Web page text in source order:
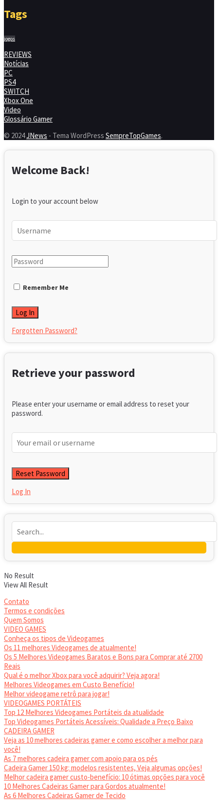
Tags
jogos
REVIEWS
Notícias
PC
PS4
SWITCH
Xbox One
Video
Glossário Gamer
© 2024JNews - Tema WordPress SempreTopGames.
Welcome Back!
Login to your account below
Remember Me
Forgotten Password?
Retrieve your password
Please enter your username or email address to reset your
password.
Log In
No Result
View All Result
Contato
Termos e condições
Quem Somos
VIDEO GAMES
Conheça os tipos de Videogames
Os 11 melhores Videogames de atualmente!
Os 5 Melhores Videogames Baratos e Bons para Comprar até 2700
Reais
Qual é o melhor Xbox para você adquirir? Veja agora!
Melhores Videogames em Custo Benefício!
Melhor videogame retrô para jogar!
VIDEOGAMES PORTÁTEIS
Top 12 Melhores Videogames Portáteis da atualidade
Top Videogames Portáteis Acessíveis: Qualidade a Preço Baixo
CADEIRA GAMER
Veja as 10 melhores cadeiras gamer e como escolher a melhor para
você!
As 7 melhores cadeira gamer com apoio para os pés
Cadeira Gamer 150 kg: modelos resistentes, Veja algumas opções!
Melhor cadeira gamer custo-benefício: 10 ótimas opções para você
10 Melhores Cadeiras Gamer para Gordos atualmente!
As 6 Melhores Cadeiras Gamer de Tecido